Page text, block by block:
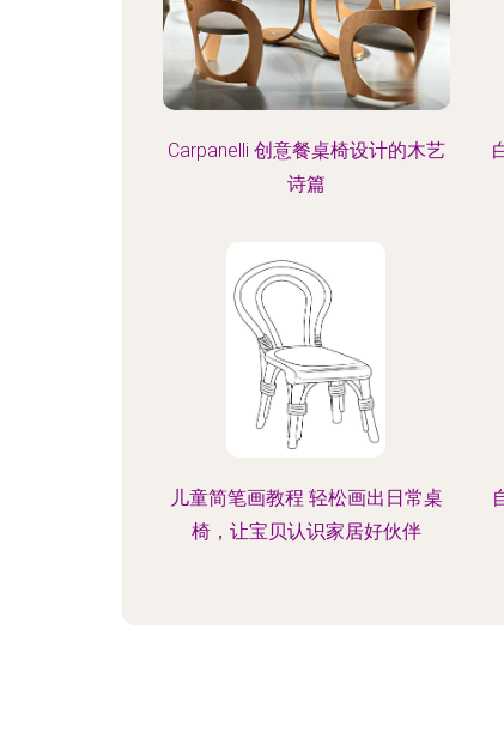
Carpanelli 创意餐桌椅设计的木艺
诗篇
儿童简笔画教程 轻松画出日常桌
椅，让宝贝认识家居好伙伴